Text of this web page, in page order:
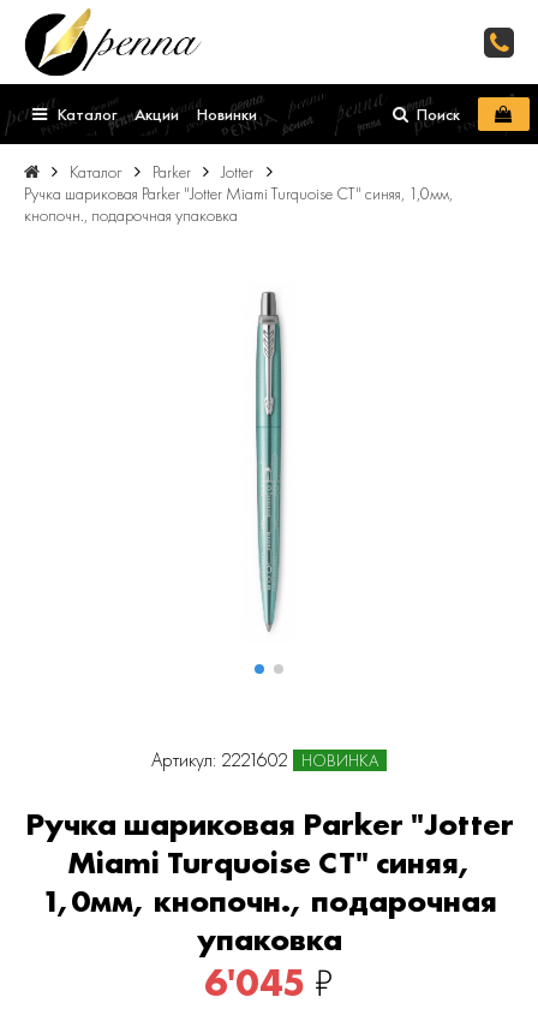
Каталог Акции Новинки Поиск
Каталог Parker
Jotter
Ручка шариковая Parker "Jotter Miami Turquoise CT" синяя, 1,0мм,
кнопочн., подарочная упаковка
Артикул: 2221602 НОВИНКА
Ручка шариковая Parker "Jotter
Miami Turquoise CT" синяя,
1,0мм, кнопочн., подарочная
упаковка
6'045 ₽